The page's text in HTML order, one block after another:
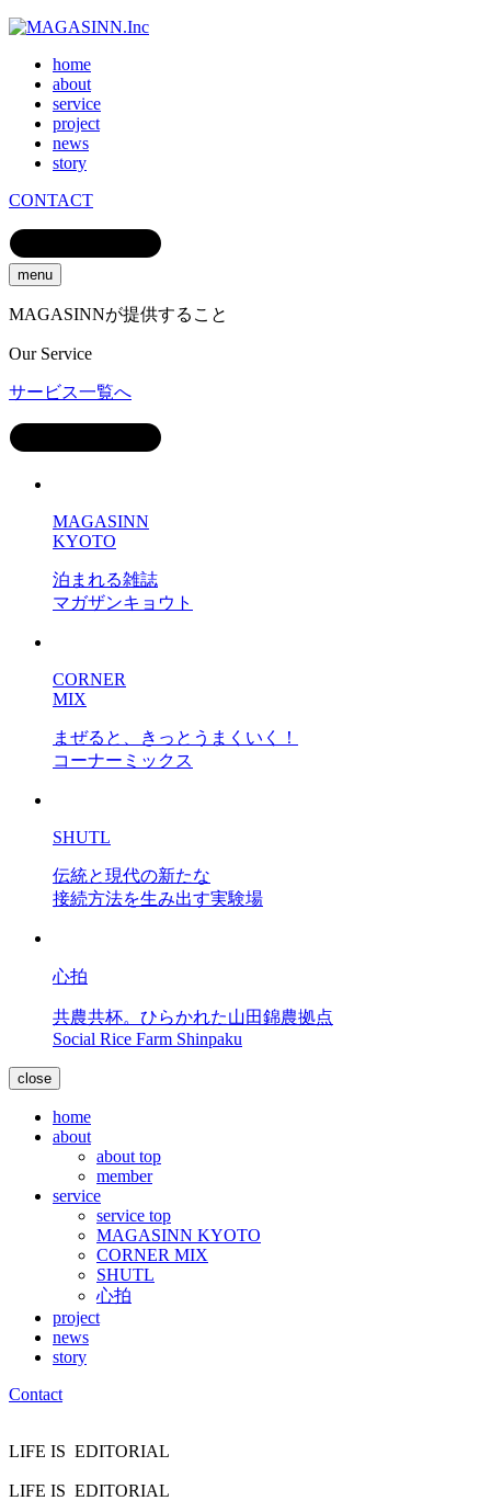
home
about
service
project
news
story
CONTACT
menu
MAGASINNが提供すること
Our Service
サービス一覧へ
MAGASINN
KYOTO
泊まれる雑誌
マガザンキョウト
CORNER
MIX
まぜると、きっとうまくいく！
コーナーミックス
SHUTL
伝統と現代の新たな
接続方法を生み出す実験場
心拍
共農共杯。ひらかれた山田錦農拠点
Social Rice Farm Shinpaku
close
home
about
about top
member
service
service top
MAGASINN KYOTO
CORNER MIX
SHUTL
心拍
project
news
story
Contact
LIFE IS EDITORIAL
LIFE IS EDITORIAL